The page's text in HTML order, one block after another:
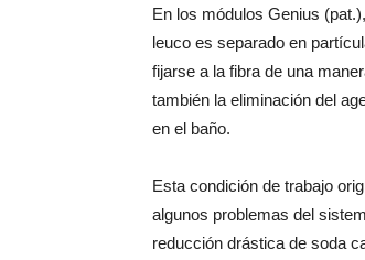
En los módulos Genius
leuco es separado en
fijarse a la fibra de una
también la eliminación del
en el baño.
Esta condición de trabajo
algunos problemas del
reducción drástica de soda